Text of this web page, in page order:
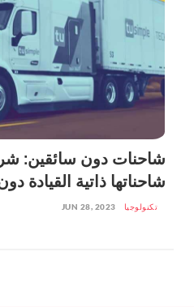
شاحنات دون سائقين:
شاحناتها ذاتية القيادة
تكنولوجيا JUN 28, 2023